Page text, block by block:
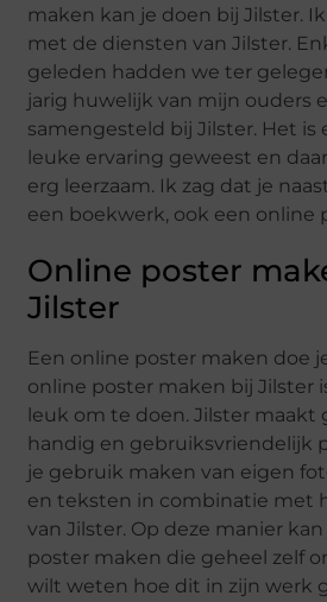
maken kan je doen bij Jilster.
met de diensten van Jilster.
geleden hadden we ter
jarig huwelijk van mijn ouders
samengesteld bij Jilster. Het is
leuke ervaring geweest en
erg leerzaam. Ik zag dat je
een boekwerk, ook een online
Online poster
Jilster
Een online poster maken doe
online poster maken bij Jilster
leuk om te doen. Jilster maakt
handig en gebruiksvriendelijk
je gebruik maken van eigen
en teksten in combinatie met
van Jilster. Op deze manier
poster maken die geheel zelf
wilt weten hoe dit in zijn werk